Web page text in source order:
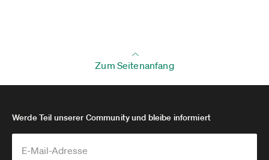
Zum Seitenanfang
Werde Teil unserer Community und bleibe informiert